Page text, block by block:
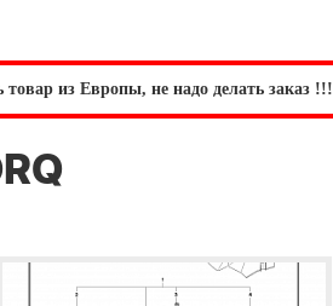
из Европы, не надо делать заказ !!!